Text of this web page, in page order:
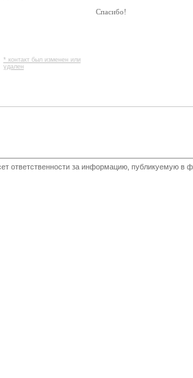
* контакт был изменен или
удален
Спасибо!
ответственности за информацию, публикуемую